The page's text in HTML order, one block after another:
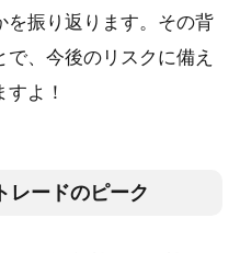
を振り返ります。その背
、今後のリスクに備え
よ！
レードのピーク